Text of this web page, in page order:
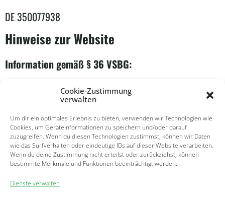
Cookie-Zustimmung
verwalten
Um dir ein optimales Erlebnis zu bieten, verwenden wir Technologien wie
Cookies, um Geräteinformationen zu speichern und/oder darauf
zuzugreifen. Wenn du diesen Technologien zustimmst, können wir Daten
wie das Surfverhalten oder eindeutige IDs auf dieser Website verarbeiten.
Wenn du deine Zustimmung nicht erteilst oder zurückziehst, können
bestimmte Merkmale und Funktionen beeinträchtigt werden.
Dienste verwalten
DE 350077938
Hinweise zur Website
Information gemäß § 36 VSBG:
Gemäß § 36 VSBG (Verbraucherstreitbeilegungsgesetz –
Gesetz über die alternative Streitbeilegung in
Verbrauchersachen) erklärt der Betreiber dieser Website:
Wir sind weder bereit noch verpflichtet, an
Streitbeilegungsverfahren vor einer
Verbraucherschlichtungsstelle teilzunehmen.